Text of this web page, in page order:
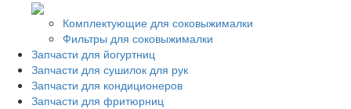
Комплектующие для соковыжималки
Фильтры для соковыжималки
Запчасти для йогуртниц
Запчасти для сушилок для рук
Запчасти для кондиционеров
Запчасти для фритюрниц